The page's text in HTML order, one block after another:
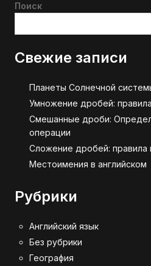
Поиск
Свежие записи
Планеты Солнечной
Умножение дробей:
Смешанные дроби:
операции
Сложение дробей: правила
Местоимения в английском
Рубрики
Английский язык
Без рубрики
География